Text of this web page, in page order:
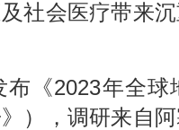
社会医疗带来
布《2023年全
），调研来自